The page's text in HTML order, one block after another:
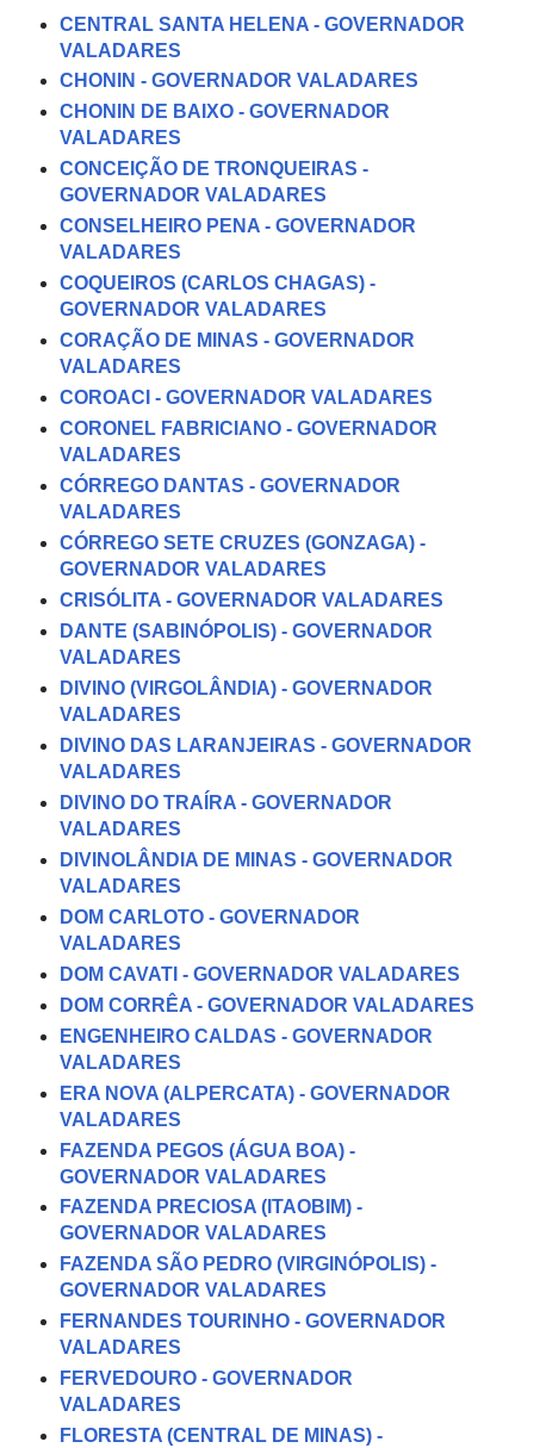
CENTRAL SANTA HELENA - GOVERNADOR
VALADARES
CHONIN - GOVERNADOR VALADARES
CHONIN DE BAIXO - GOVERNADOR
VALADARES
CONCEIÇÃO DE TRONQUEIRAS -
GOVERNADOR VALADARES
CONSELHEIRO PENA - GOVERNADOR
VALADARES
COQUEIROS (CARLOS CHAGAS) -
GOVERNADOR VALADARES
CORAÇÃO DE MINAS - GOVERNADOR
VALADARES
COROACI - GOVERNADOR VALADARES
CORONEL FABRICIANO - GOVERNADOR
VALADARES
CÓRREGO DANTAS - GOVERNADOR
VALADARES
CÓRREGO SETE CRUZES (GONZAGA) -
GOVERNADOR VALADARES
CRISÓLITA - GOVERNADOR VALADARES
DANTE (SABINÓPOLIS) - GOVERNADOR
VALADARES
DIVINO (VIRGOLÂNDIA) - GOVERNADOR
VALADARES
DIVINO DAS LARANJEIRAS - GOVERNADOR
VALADARES
DIVINO DO TRAÍRA - GOVERNADOR
VALADARES
DIVINOLÂNDIA DE MINAS - GOVERNADOR
VALADARES
DOM CARLOTO - GOVERNADOR
VALADARES
DOM CAVATI - GOVERNADOR VALADARES
DOM CORRÊA - GOVERNADOR VALADARES
ENGENHEIRO CALDAS - GOVERNADOR
VALADARES
ERA NOVA (ALPERCATA) - GOVERNADOR
VALADARES
FAZENDA PEGOS (ÁGUA BOA) -
GOVERNADOR VALADARES
FAZENDA PRECIOSA (ITAOBIM) -
GOVERNADOR VALADARES
FAZENDA SÃO PEDRO (VIRGINÓPOLIS) -
GOVERNADOR VALADARES
FERNANDES TOURINHO - GOVERNADOR
VALADARES
FERVEDOURO - GOVERNADOR
VALADARES
FLORESTA (CENTRAL DE MINAS) -